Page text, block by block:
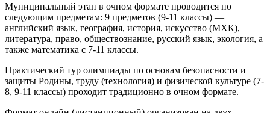
Муниципальный этап в очном формате проводится по
следующим предметам: 9 предметов (9-11 классы) —
английский язык, география, история, искусство (МХК),
литература, право, обществознание, русский язык, экология, а
также математика с 7-11 классы.
Практический тур олимпиады по основам безопасности и
защиты Родины, труду (технология) и физической культуре (7-
8, 9-11 классы) проходит традиционно в очном формате.